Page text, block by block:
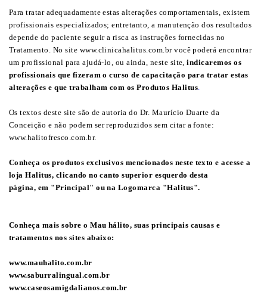
Para tratar adequadamente estas alterações comportamentais, existem
profissionais especializados; entretanto, a manutenção dos resultados
depende do paciente seguir a risca as instruções fornecidas no
Tratamento. No site www.clinicahalitus.com.br você poderá encontrar
um profissional para ajudá-lo, ou ainda, neste site,indicaremos os
profissionais que fizeram o curso de capacitação para tratar estas
alterações e que trabalham com os Produtos Halitus.
Os textos deste site são de autoria do Dr. Maurício Duarte da
Conceição e não podem ser reproduzidos sem citar a fonte:
www.halitofresco.com.br.
Conheça os produtos exclusivos mencionados neste textoe acesse a
loja Halitus, clicando no canto superior esquerdo desta
página, em "Principal" ou na Logomarca "Halitus".
Conheça mais sobre o Mau hálito, suas principais causas e
tratamentos nos sites abaixo:
www.mauhalito.com.br
www.saburralingual.com.br
www.caseosamigdalianos.com.br